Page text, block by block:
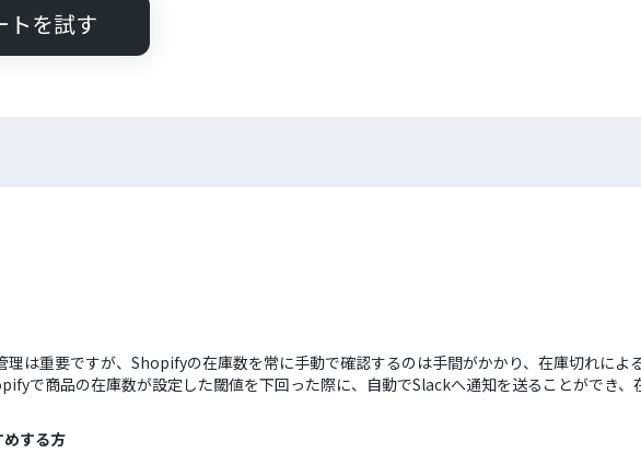
トを試す
理は重要ですが、Shopifyの在庫数を常に手動で確認するのは手間がかかり、在庫切れに
で商品の在庫数が設定した閾値を下回った際に、自動でSlackへ通知を送ることができ
する方